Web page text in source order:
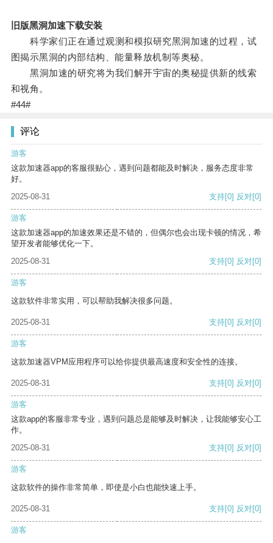
旧版黑洞加速下载安装
科学家们正在通过观测和模拟研究黑洞加速的过程，试
图揭示黑洞的内部结构、能量释放机制等奥秘。
黑洞加速的研究将为我们解开宇宙的奥秘提供新的线索
和视角。
#44#
评论
游客
这款加速器app的客服很贴心，遇到问题都能及时解决，服务态度非常
好。
2025-08-31
支持[0] 反对[0]
游客
这款加速器app的加速效果还是不错的，但偶尔也会出现卡顿的情况，希
望开发者能够优化一下。
2025-08-31
支持[0] 反对[0]
游客
这款软件非常实用，可以帮助我解决很多问题。
2025-08-31 支持[0] 反对[0]
游客
这款加速器VPM应用程序可以给你提供最高速度和安全性的连接。
2025-08-31 支持[0] 反对[0]
游客
这款app的客服非常专业，遇到问题总是能够及时解决，让我能够安心工
作。
2025-08-31
支持[0] 反对[0]
游客
这款软件的操作非常简单，即使是小白也能快速上手。
2025-08-31 支持[0] 反对[0]
游客